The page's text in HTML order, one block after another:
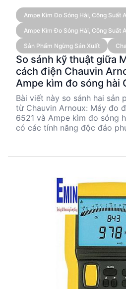
Ampe Kìm Đo Sóng Hài, Công Suất
Ampe Kìm Đo Sóng Hài, Công Suất
Sản Phẩm Ngừng Sản Xuất
So sánh kỹ thuật giữa
cách điện Chauvin
Ampe kìm đo sóng hài
F605
Bài viết này so sánh hai sản
từ Chauvin Arnoux: Máy đo
6521 và Ampe kìm đo sóng
có các tính năng độc đáo
trong khi F605 phù hợp cho
đến 3,000 A và phân tích
cấp cái nhìn chi tiết về
nhược điểm và các trường
của mỗi sản phẩm.